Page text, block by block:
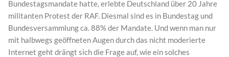
Bundestagsmandate hatte, erlebte Deutschland über 20 Jahre
militanten Protest der RAF. Diesmal sind es in Bundestag und
Bundesversammlung ca. 88% der Mandate. Und wenn man nur
mit halbwegs geöffneten Augen durch das nicht moderierte
Internet geht drängt sich die Frage auf, wie ein solches